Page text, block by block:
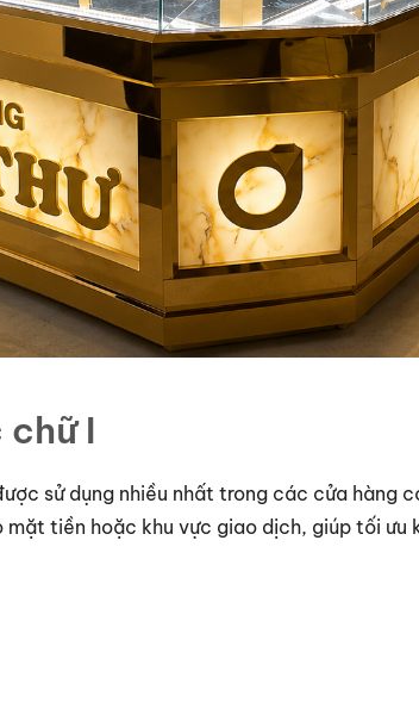
I
sử dụng nhiều nhất trong các cửa hàng
tiền hoặc khu vực giao dịch, giúp tối ưu